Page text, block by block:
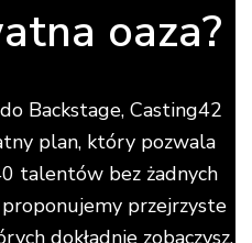
oaza?
Backstage, Casting42
plan, który pozwala
talentów bez żadnych
przejrzyste
dokładnie zobaczysz,